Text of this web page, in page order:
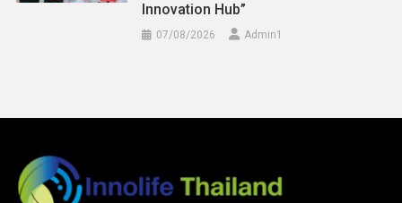
Innovation Hub”
07/08/2026 Admin​1